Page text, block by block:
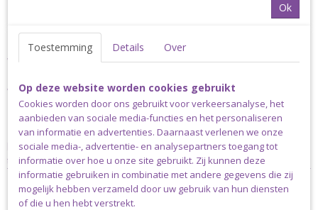
Durable Leren Label Gemaakt met Liefde 12x3cm.
Verpakt per zakje à 2 stuks
Verzending
Dit artikel kan via een brievenbus doosje verzonden worden.
Let op: wordt jouw bestelling zwaarder dan 2kg en/of is jouw
bestelling boven de € 40,00 (exclusief verzendkosten) dan dien je
te kiezen voor pakketpost.
Ok
Toestemming Details Over
Op deze website worden cookies gebruikt
Cookies worden door ons gebruikt voor verkeersanalyse, het
aanbieden van sociale media-functies en het personaliseren
van informatie en advertenties. Daarnaast verlenen we onze
sociale media-, advertentie- en analysepartners toegang tot
informatie over hoe u onze site gebruikt. Zij kunnen deze
informatie gebruiken in combinatie met andere gegevens die zij
mogelijk hebben verzameld door uw gebruik van hun diensten
of die u hen hebt verstrekt.